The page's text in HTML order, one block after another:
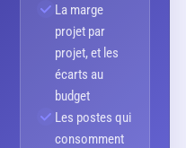
La marge
projet par
projet, et les
écarts au
budget
Les postes qui
consomment